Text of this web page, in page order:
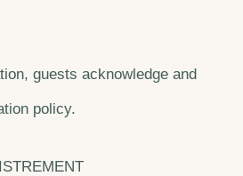
guests acknowledge and
policy.